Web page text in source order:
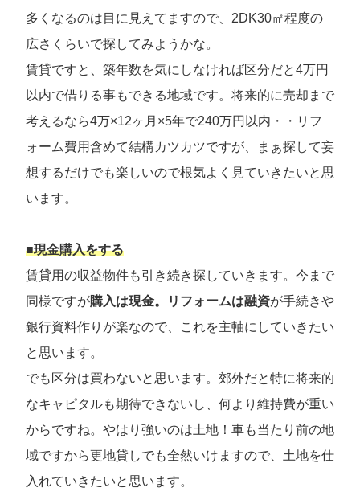
多くなるのは目に見えてますので、2DK30㎡程度の
広さくらいで探してみようかな。
賃貸ですと、築年数を気にしなければ区分だと4万円
以内で借りる事もできる地域です。将来的に売却まで
考えるなら4万×12ヶ月×5年で240万円以内・・リフ
ォーム費用含めて結構カツカツですが、まぁ探して妄
想するだけでも楽しいので根気よく見ていきたいと思
います。
■現金購入をする
賃貸用の収益物件も引き続き探していきます。今まで
同様ですが購入は現金。リフォームは融資が手続きや
銀行資料作りが楽なので、これを主軸にしていきたい
と思います。
でも区分は買わないと思います。郊外だと特に将来的
なキャピタルも期待できないし、何より維持費が重い
からですね。やはり強いのは土地！車も当たり前の地
域ですから更地貸しでも全然いけますので、土地を仕
入れていきたいと思います。